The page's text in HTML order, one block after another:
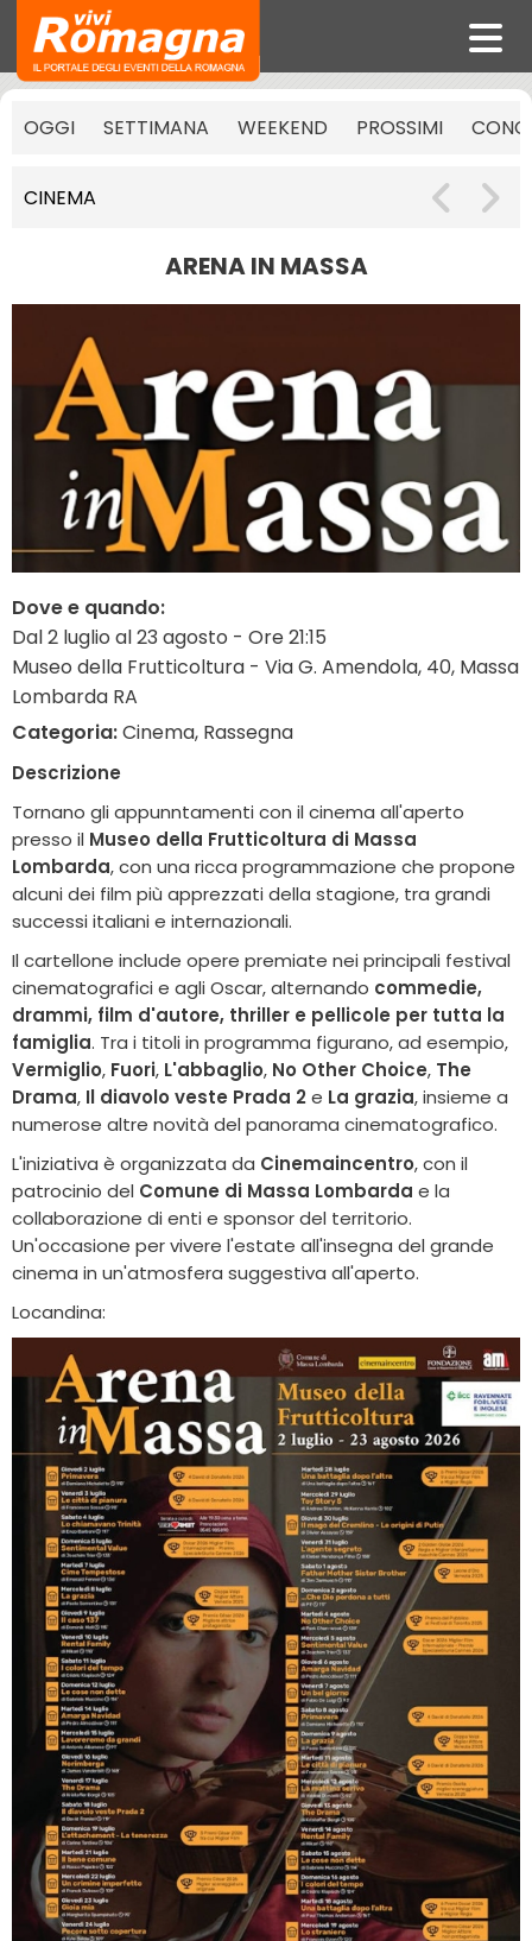
OGGI SETTIMANA WEEKEND PROSSIMI
CINEMA
ARENA IN MASSA
Dove e quando:
Dal 2 luglio al 23 agosto - Ore 21:15
Museo della Frutticoltura - Via G. Amendola, 40, Massa
Lombarda RA
Categoria:Cinema, Rassegna
Descrizione
Tornano gli appunntamenti con il cinema all'aperto
presso il Museo della Frutticoltura di Massa
Lombarda, con una ricca programmazione che propone
alcuni dei film più apprezzati della stagione, tra grandi
successi italiani e internazionali.
Il cartellone include opere premiate nei principali festival
cinematografici e agli Oscar, alternando commedie,
drammi, film d'autore, thriller e pellicole per tutta la
famiglia. Tra i titoli in programma figurano, ad esempio,
Vermiglio, Fuori, L'abbaglio, No Other Choice, The
Drama, Il diavolo veste Prada 2e La grazia, insieme a
numerose altre novità del panorama cinematografico.
L'iniziativa è organizzata da Cinemaincentro, con il
patrocinio del Comune di Massa Lombarda e la
collaborazione di enti e sponsor del territorio.
Un'occasione per vivere l'estate all'insegna del grande
cinema in un'atmosfera suggestiva all'aperto.
Locandina: